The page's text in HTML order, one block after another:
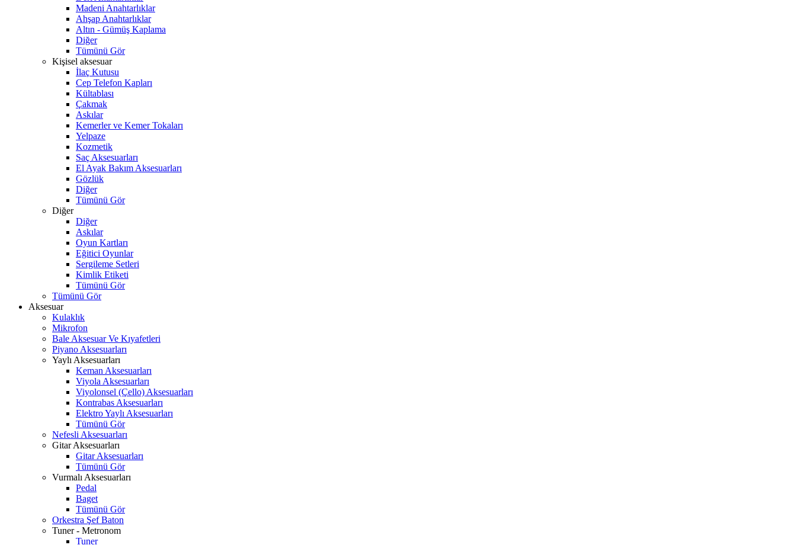
Madeni Anahtarlıklar
Ahşap Anahtarlıklar
Altın - Gümüş Kaplama
Diğer
Tümünü Gör
Kişisel aksesuar
İlaç Kutusu
Cep Telefon Kapları
Kültablası
Çakmak
Askılar
Kemerler ve Kemer Tokaları
Yelpaze
Kozmetik
Saç Aksesuarları
El Ayak Bakım Aksesuarları
Gözlük
Diğer
Tümünü Gör
Diğer
Diğer
Askılar
Oyun Kartları
Eğitici Oyunlar
Sergileme Setleri
Kimlik Etiketi
Tümünü Gör
Tümünü Gör
Aksesuar
Kulaklık
Mikrofon
Bale Aksesuar Ve Kıyafetleri
Piyano Aksesuarları
Yaylı Aksesuarları
Keman Aksesuarları
Viyola Aksesuarları
Viyolonsel (Çello) Aksesuarları
Kontrabas Aksesuarları
Elektro Yaylı Aksesuarları
Tümünü Gör
Nefesli Aksesuarları
Gitar Aksesuarları
Gitar Aksesuarları
Tümünü Gör
Vurmalı Aksesuarları
Pedal
Baget
Tümünü Gör
Orkestra Şef Baton
Tuner - Metronom
Tuner